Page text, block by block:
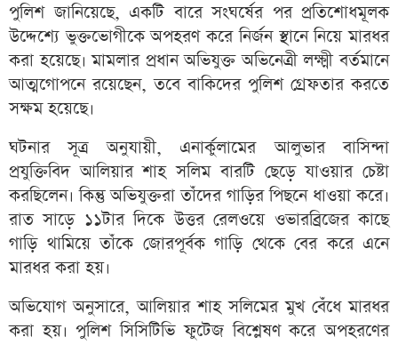
পুলিশ জানিয়েছে, একটি বারে সংঘর্ষের পর প্রতিশোধমূলক
উদ্দেশ্যে ভুক্তভোগীকে অপহরণ করে নির্জন স্থানে নিয়ে মারধর
করা হয়েছে। মামলার প্রধান অভিযুক্ত অভিনেত্রী লক্ষ্মী বর্তমানে
আত্মগোপনে রয়েছেন, তবে বাকিদের পুলিশ গ্রেফতার করতে
সক্ষম হয়েছে।
ঘটনার সূত্র অনুযায়ী, এনার্কুলামের আলুভার বাসিন্দা
প্রযুক্তিবিদ আলিয়ার শাহ সলিম বারটি ছেড়ে যাওয়ার চেষ্টা
করছিলেন। কিন্তু অভিযুক্তরা তাঁদের গাড়ির পিছনে ধাওয়া করে।
রাত সাড়ে ১১টার দিকে উত্তর রেলওয়ে ওভারব্রিজের কাছে
গাড়ি থামিয়ে তাঁকে জোরপূর্বক গাড়ি থেকে বের করে এনে
মারধর করা হয়।
অভিযোগ অনুসারে, আলিয়ার শাহ সলিমের মুখ বেঁধে মারধর
করা হয়। পুলিশ সিসিটিভি ফুটেজ বিশ্লেষণ করে অপহরণের